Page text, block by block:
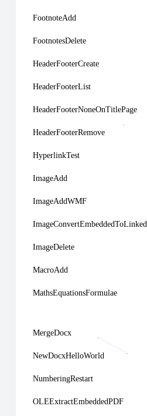
FootnoteAdd
FootnotesDelete
HeaderFooterCreate
HeaderFooterList
HeaderFooterNoneOnTitlePage
HeaderFooterRemove
HyperlinkTest
ImageAdd
ImageAddWMF
ImageConvertEmbeddedToLinked
ImageDelete
MacroAdd
MathsEquationsFormulae
MergeDocx
NewDocxHelloWorld
NumberingRestart
OLEExtractEmbeddedPDF